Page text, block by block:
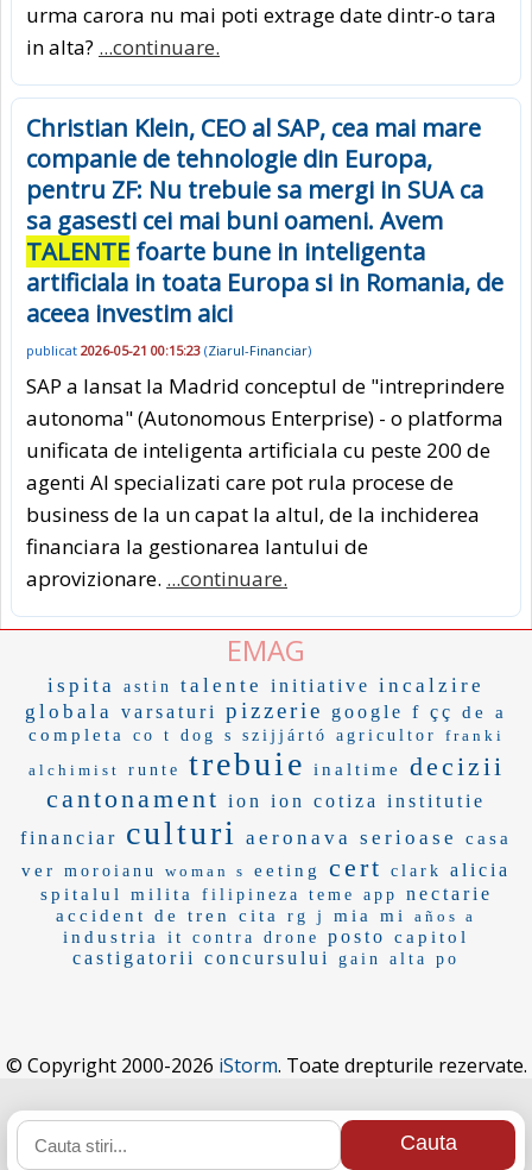
urma carora nu mai poti extrage date dintr-o tara
in alta? ...continuare.
Christian Klein, CEO al SAP, cea mai mare
companie de tehnologie din Europa,
pentru ZF: Nu trebuie sa mergi in SUA ca
sa gasesti cei mai buni oameni. Avem
TALENTE foarte bune in inteligenta
artificiala in toata Europa si in Romania, de
aceea investim aici
publicat 2026-05-21 00:15:23 (Ziarul-Financiar)
SAP a lansat la Madrid conceptul de "intreprindere
autonoma" (Autonomous Enterprise) - o platforma
unificata de inteligenta artificiala cu peste 200 de
agenti AI specializati care pot rula procese de
business de la un capat la altul, de la inchiderea
financiara la gestionarea lantului de
aprovizionare. ...continuare.
EMAG
ispita astin talente initiative incalzire
globala varsaturi pizzerie google f çç
de a
completa
co t dog s szijjártó agricultor
franki
alchimist
runte trebuie inaltime
decizii
cantonament ion ion cotiza
institutie
financiar culturi aeronava serioase
casa
ver
moroianu woman s eeting cert clark alicia
spitalul milita filipineza teme app nectarie
accident de tren cita rg j mia mi años a
industria it contra drone posto capitol
castigatorii concursului gain alta po
© Copyright 2000-2026 iStorm. Toate drepturile rezervate.